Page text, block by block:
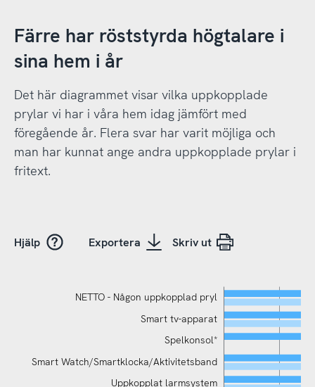
Färre har röststyrda högtalare i
sina hem i år
Det här diagrammet visar vilka uppkopplade
prylar vi har i våra hem idag jämfört med
föregående år. Flera svar har varit möjliga och
man har kunnat ange andra uppkopplade prylar i
fritext.
Hjälp Exportera Skriv ut
NETTO - Någon uppkopplad pryl
Smart tv-apparat
Spelkonsol*
Smart Watch/Smartklocka/Aktivitetsband
Uppkopplat larmsystem